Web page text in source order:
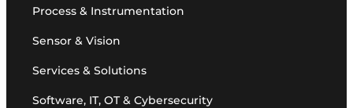
Process & Instrumentation
Sensor & Vision
Services & Solutions
Software, IT, OT & Cybersecurity